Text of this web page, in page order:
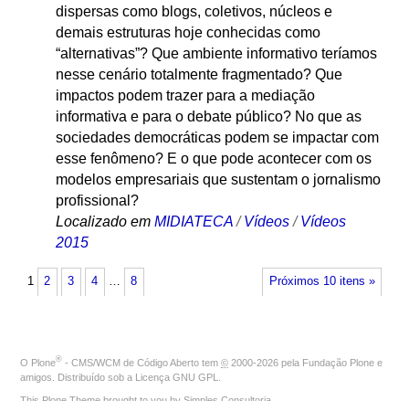
dispersas como blogs, coletivos, núcleos e
demais estruturas hoje conhecidas como
“alternativas”? Que ambiente informativo teríamos
nesse cenário totalmente fragmentado? Que
impactos podem trazer para a mediação
informativa e para o debate público? No que as
sociedades democráticas podem se impactar com
esse fenômeno? E o que pode acontecer com os
modelos empresariais que sustentam o jornalismo
profissional?
Localizado em MIDIATECA /Vídeos /Vídeos
2015
Próximos 10 itens »
1 2 3 4 … 8
O Plone® - CMS/WCM de Código Aberto tem © 2000-2026 pela Fundação Plone e
amigos. Distribuído sob a Licença GNU GPL